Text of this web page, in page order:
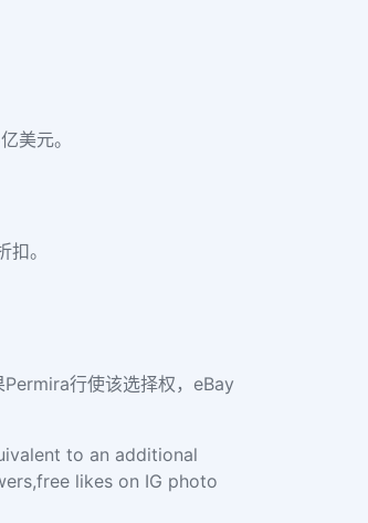
美元。
。
行使该选择权，eBay
to an additional
likes on IG photo